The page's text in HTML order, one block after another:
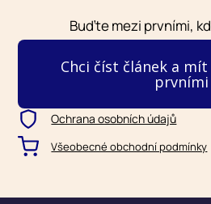
Buďte mezi prvními,
Chci číst článek a
prvními
Ochrana osobních údajů
Všeobecné obchodní podmínky